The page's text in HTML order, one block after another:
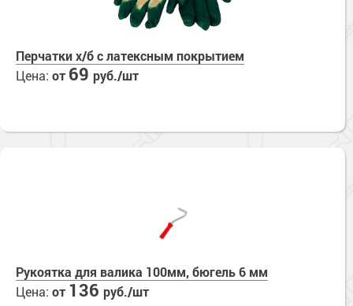
Перчатки х/б с латексным покрытием
Цена: от 69 руб./шт
Рукоятка для валика 100мм, бюгель 6 мм
Цена: от 136 руб./шт